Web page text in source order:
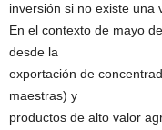
inversión si no existe una
En el contexto de mayo
desde la
exportación de
maestras) y
productos de alto valor